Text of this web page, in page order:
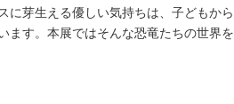
に芽生える優しい気持ちは、子どもか
ます。本展ではそんな恐竜たちの世界